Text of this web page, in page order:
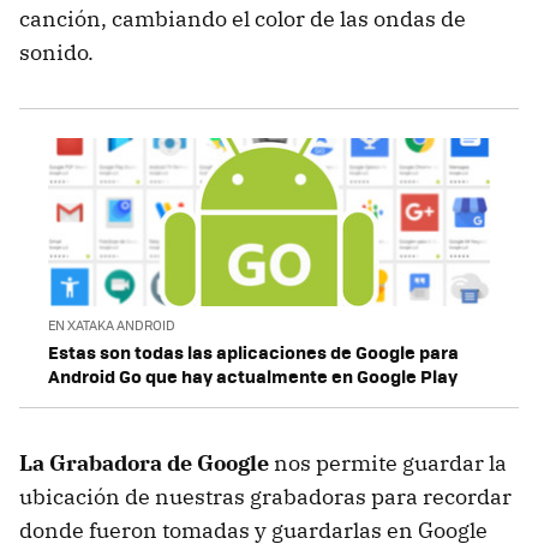
canción, cambiando el color de las ondas de
sonido.
EN XATAKA ANDROID
Estas son todas las aplicaciones de Google para
Android Go que hay actualmente en Google Play
La Grabadora de Google nos permite guardar la
ubicación de nuestras grabadoras para recordar
donde fueron tomadas y guardarlas en Google